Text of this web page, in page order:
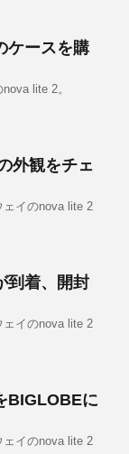
ケースを購
lite 2。
外観をチェ
ェイのnova lite 2
到着、開封
ェイのnova lite 2
BIGLOBEに
ェイのnova lite 2